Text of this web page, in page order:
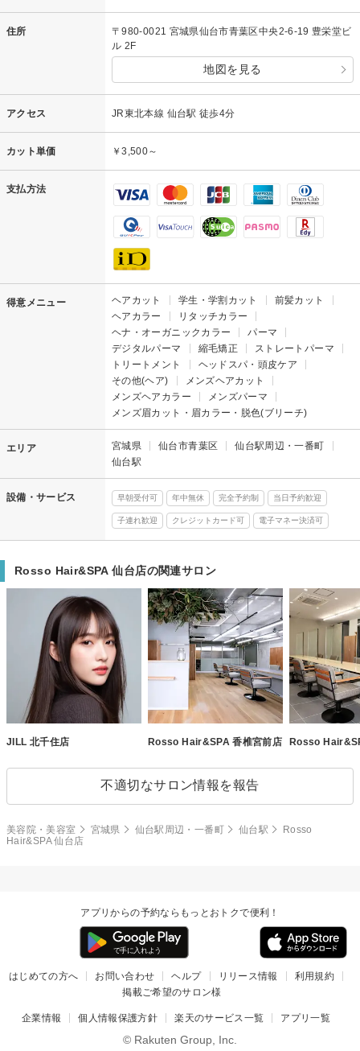
住所
〒980-0021 宮城県仙台市青葉区中央2-6-19 豊栄堂ビ
ル 2F
地図を見る
アクセス JR東北本線 仙台駅 徒歩4分
カット単価 ￥3,500～
支払方法
得意メニュー ヘアカット 学生・学割カット
前髪カット
ヘアカラー
リタッチカラー
ヘナ・オーガニックカラー
パーマ
デジタルパーマ
縮毛矯正
ストレートパーマ
トリートメント
ヘッドスパ・頭皮ケア
その他(ヘア)
メンズヘアカット
メンズヘアカラー
メンズパーマ
メンズ眉カット・眉カラー・脱色(ブリーチ)
エリア 宮城県 仙台市青葉区
仙台駅周辺・一番町
仙台駅
設備・サービス 早朝受付可 年中無休 完全予約制 当日予約歓迎
子連れ歓迎 クレジットカード可 電子マネー決済可
Rosso Hair&SPA 仙台店の関連サロン
JILL 北千住店 Rosso Hair&SPA 香椎宮前店 Rosso
不適切なサロン情報を報告
美容院・美容室 宮城県 仙台駅周辺・一番町 仙台駅
Rosso
Hair&SPA 仙台店
アプリからの予約ならもっとおトクで便利！
はじめての方へ お問い合わせ ヘルプ リリース情報
利用規約
掲載ご希望のサロン様
企業情報 個人情報保護方針 楽天のサービス一覧 アプリ一覧
© Rakuten Group, Inc.